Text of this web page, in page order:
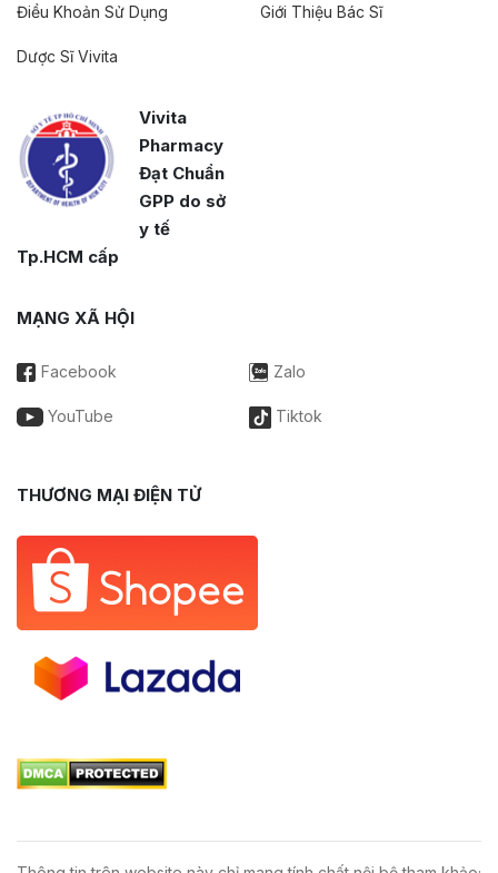
Điều Khoản Sử Dụng
Dược Sĩ Vivita
Vivita
Pharmacy
Đạt Chuẩn
GPP do sở
y tế
Tp.HCM cấp
Giới Thiệu Bác Sĩ
MẠNG XÃ HỘI
Facebook Zalo
YouTube Tiktok
THƯƠNG MẠI ĐIỆN TỬ